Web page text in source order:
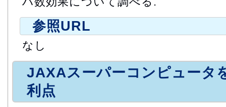
参照URL
なし
JAXAスーパーコンピュータ
利点